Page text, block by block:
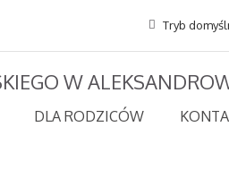
Tryb
W
DLA RODZICÓW